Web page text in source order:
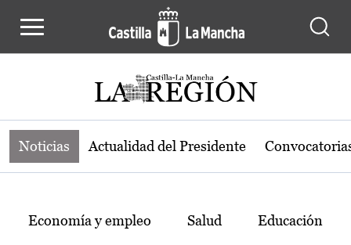
Noticias de la región de Castilla-La
Noticias Actualidad del Presidente
Temas
Economía y empleo Salud Educación